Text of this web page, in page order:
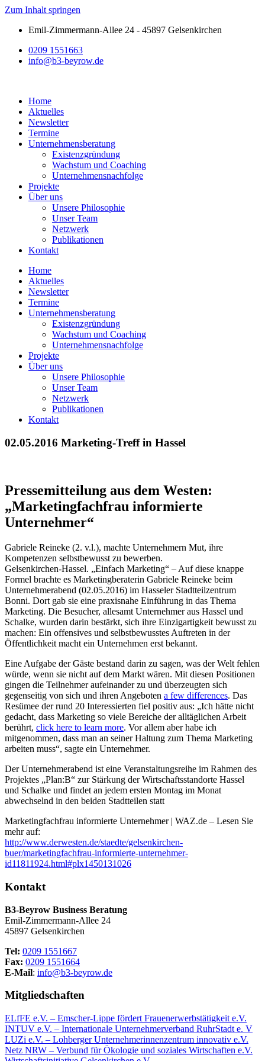
Zum Inhalt springen
Emil-Zimmermann-Allee 24 - 45897 Gelsenkirchen
0209 1551663
info@b3-beyrow.de
Home
Aktuelles
Newsletter
Termine
Unternehmensberatung
Existenzgründung
Wachstum und Coaching
Unternehmensnachfolge
Projekte
Über uns
Unsere Philosophie
Unser Team
Netzwerk
Publikationen
Kontakt
Home
Aktuelles
Newsletter
Termine
Unternehmensberatung
Existenzgründung
Wachstum und Coaching
Unternehmensnachfolge
Projekte
Über uns
Unsere Philosophie
Unser Team
Netzwerk
Publikationen
Kontakt
02.05.2016 Marketing-Treff in Hassel
Pressemitteilung aus dem Westen:
„Marketingfachfrau informierte
Unternehmer“
Gabriele Reineke (2. v.l.), machte Unternehmern Mut, ihre
Kompetenzen selbstbewusst zu bewerben.
Gelsenkirchen-Hassel. „Einfach Marketing“ – Auf diese knappe
Formel brachte es Marketingberaterin Gabriele Reineke beim
Unternehmerabend (02.05.2016) im Hasseler Stadtteilzentrum
Bonni. Dort gab sie eine praxisnahe Einführung in das Thema
Marketing. Die Besucher, allesamt Unternehmer aus Hassel und
Schalke, wurden darin bestärkt, sich ihre Einzigartigkeit bewusst zu
machen: Ein offensives und selbstbewusstes Auftreten in der
Öffentlichkeit macht ein Unternehmen erst bekannt.
Eine Aufgabe der Gäste bestand darin zu sagen, was der Welt fehlen
würde, wenn sie nicht auf dem Markt wären. Mit diesen Positionen
gingen die Teilnehmer aufeinander zu und überzeugten sich
gegenseitig von sich und ihren Angeboten a few differences. Das
Resümee der rund 20 Interessierten fiel positiv aus: „Ich hätte nicht
gedacht, dass Marketing so viele Bereiche der alltäglichen Arbeit
berührt, click here to learn more. Vor allem aber habe ich
mitgenommen, dass man an seiner Haltung zum Thema Marketing
arbeiten muss“, sagte ein Unternehmer.
Der Unternehmerabend ist eine Veranstaltungsreihe im Rahmen des
Projektes „Plan:B“ zur Stärkung der Wirtschaftsstandorte Hassel
und Schalke und findet an jedem ersten Montag im Monat
abwechselnd in den beiden Stadtteilen statt
Marketingfachfrau informierte Unternehmer | WAZ.de – Lesen Sie
mehr auf:
http://www.derwesten.de/staedte/gelsenkirchen-
buer/marketingfachfrau-informierte-unternehmer-
id11811924.html#plx1450131026
Kontakt
B3-Beyrow Business Beratung
Emil-Zimmermann-Allee 24
45897 Gelsenkirchen
Tel: 0209 1551667
Fax: 0209 1551664
E-Mail: info@b3-beyrow.de
Mitgliedschaften
ELfFE e.V. – Emscher-Lippe fördert Frauenerwerbstätigkeit e.V.
INTUV e.V. – Internationale Unternehmerverband RuhrStadt e. V
LUZi e.V. – Lohberger Unternehmerinnenzentrum innovativ e.V.
Netz NRW – Verbund für Ökologie und soziales Wirtschaften e.V.